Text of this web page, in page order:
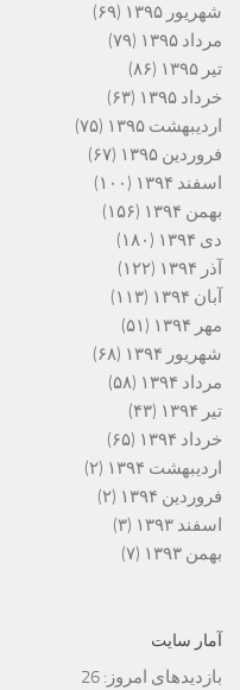
شهریور ۱۳۹۵
(۶۹)
مرداد ۱۳۹۵
(۷۹)
تیر ۱۳۹۵
(۸۶)
خرداد ۱۳۹۵
(۶۳)
اردیبهشت ۱۳۹۵
(۷۵)
فروردین ۱۳۹۵
(۶۷)
اسفند ۱۳۹۴
(۱۰۰)
بهمن ۱۳۹۴
(۱۵۶)
دی ۱۳۹۴
(۱۸۰)
آذر ۱۳۹۴
(۱۲۲)
آبان ۱۳۹۴
(۱۱۳)
مهر ۱۳۹۴
(۵۱)
شهریور ۱۳۹۴
(۶۸)
مرداد ۱۳۹۴
(۵۸)
تیر ۱۳۹۴
(۴۳)
خرداد ۱۳۹۴
(۶۵)
اردیبهشت ۱۳۹۴
(۲)
فروردین ۱۳۹۴
(۲)
اسفند ۱۳۹۳
(۳)
بهمن ۱۳۹۳
(۷)
آمار سایت
بازدیدهای امروز: 26